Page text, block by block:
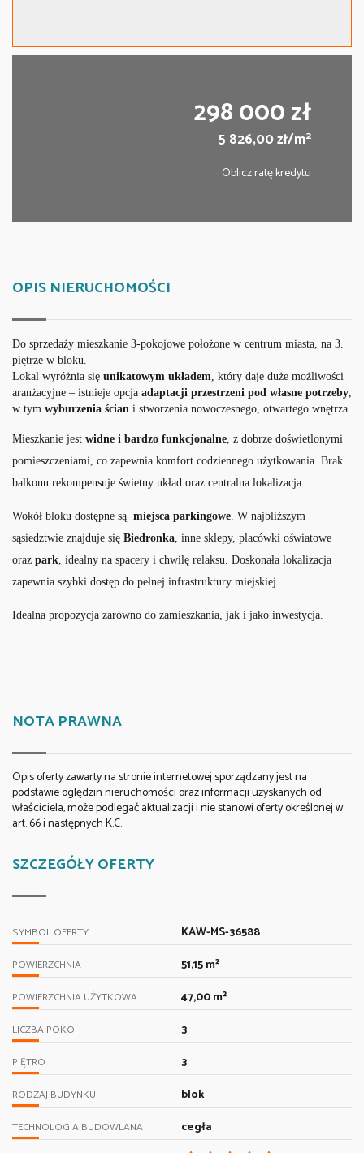
298 000 zł
5 826,00 zł/m2
Oblicz ratę kredytu
OPIS NIERUCHOMOŚCI
Do sprzedaży mieszkanie 3-pokojowe położone w centrum miasta, na 3.
piętrze w bloku.
Lokal wyróżnia się unikatowym układem , który daje duże możliwości
aranżacyjne – istnieje opcja adaptacji przestrzeni pod własne potrzeby
w tym wyburzenia ścian i stworzenia nowoczesnego, otwartego wnętrza.
Mieszkanie jest widne i bardzo funkcjonalne , z dobrze doświetlonymi
pomieszczeniami, co zapewnia komfort codziennego użytkowania. Brak
balkonu rekompensuje świetny układ oraz centralna lokalizacja.
Wokół bloku dostępne są miejsca parkingowe . W najbliższym
sąsiedztwie znajduje się Biedronka , inne sklepy, placówki oświatowe
oraz park , idealny na spacery i chwilę relaksu. Doskonała lokalizacja
zapewnia szybki dostęp do pełnej infrastruktury miejskiej.
Idealna propozycja zarówno do zamieszkania, jak i jako inwestycja.
NOTA PRAWNA
Opis oferty zawarty na stronie internetowej sporządzany jest na
podstawie oględzin nieruchomości oraz informacji uzyskanych od
właściciela, może podlegać aktualizacji i nie stanowi oferty określonej w
art. 66 i następnych K.C.
SZCZEGÓŁY OFERTY
SYMBOL OFERTY KAW-MS-36588
POWIERZCHNIA 51,15 m²
POWIERZCHNIA UŻYTKOWA 47,00 m²
LICZBA POKOI 3
PIĘTRO 3
RODZAJ BUDYNKU blok
TECHNOLOGIA BUDOWLANA cegła